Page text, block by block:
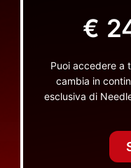
€
Puoi accedere a
cambia in
esclusiva di
TV non